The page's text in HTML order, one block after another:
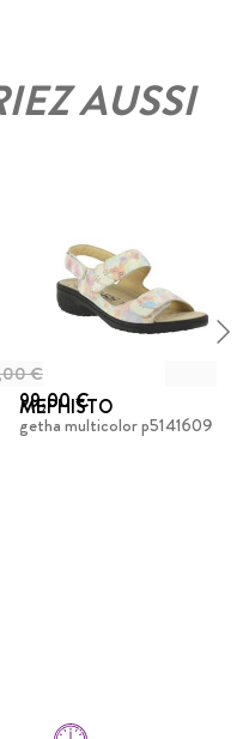
AUSSI
MEPHISTO
€
99,00 €
getha multicolor p5141609